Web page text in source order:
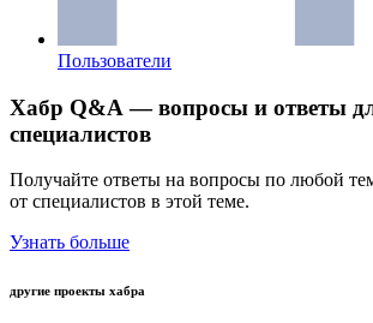
Пользователи
Хабр Q&A — вопросы и ответы
специалистов
Получайте ответы на вопросы по любой
от специалистов в этой теме.
Узнать больше
другие проекты хабра